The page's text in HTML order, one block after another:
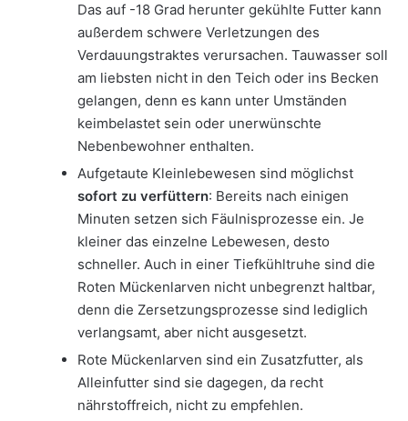
Das auf -18 Grad herunter gekühlte Futter kann
außerdem schwere Verletzungen des
Verdauungstraktes verursachen. Tauwasser soll
am liebsten nicht in den Teich oder ins Becken
gelangen, denn es kann unter Umständen
keimbelastet sein oder unerwünschte
Nebenbewohner enthalten.
Aufgetaute Kleinlebewesen sind möglichst
sofort zu verfüttern: Bereits nach einigen
Minuten setzen sich Fäulnisprozesse ein. Je
kleiner das einzelne Lebewesen, desto
schneller. Auch in einer Tiefkühltruhe sind die
Roten Mückenlarven nicht unbegrenzt haltbar,
denn die Zersetzungsprozesse sind lediglich
verlangsamt, aber nicht ausgesetzt.
Rote Mückenlarven sind ein Zusatzfutter, als
Alleinfutter sind sie dagegen, da recht
nährstoffreich, nicht zu empfehlen.